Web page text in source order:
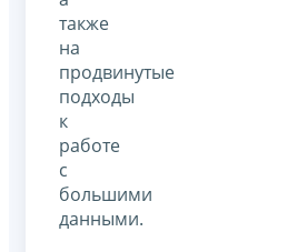
также
на
продвинутые
подходы
к
работе
с
большими
данными.